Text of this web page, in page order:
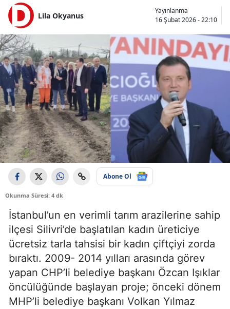
Lila Okyanus
Yayınlanma
16 Şubat 2026 - 22:10
Abone Ol
Okunma Süresi: 4 dk
İstanbul’un en verimli tarım arazilerine sahip
ilçesi Silivri’de başlatılan kadın üreticiye
ücretsiz tarla tahsisi bir kadın çiftçiyi zorda
bıraktı. 2009- 2014 yılları arasında görev
yapan CHP’li belediye başkanı Özcan Işıklar
öncülüğünde başlayan proje; önceki dönem
MHP’li belediye başkanı Volkan Yılmaz